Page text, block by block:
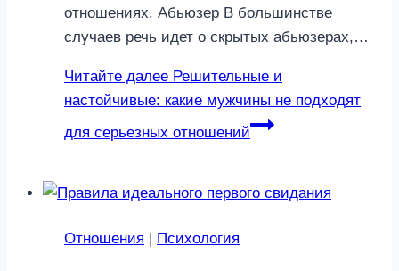
отношениях. Абьюзер В большинстве
случаев речь идет о скрытых абьюзерах,…
Читайте далее Решительные и
настойчивые: какие мужчины не подходят
для серьезных отношений
Отношения Психология